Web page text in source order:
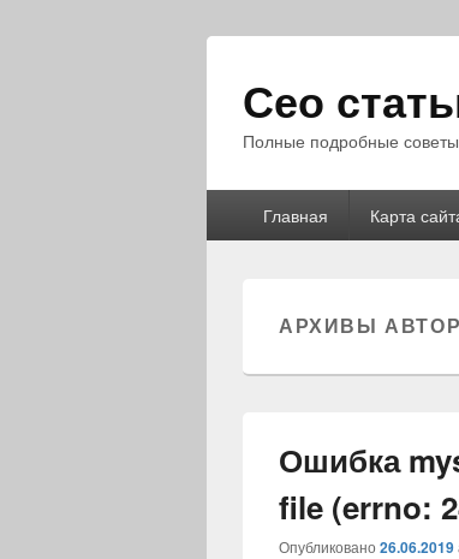
Сео
Полные подробные
Главная Карта
АРХИВЫ
Ошибка
file (errno:
Опубликовано 26.06.2019